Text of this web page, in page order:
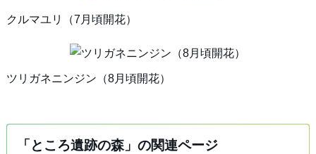
クルマユリ（7月頃開花）
ツリガネニンジン（8月頃開花）
「ところ遺跡の森」の関連ページ